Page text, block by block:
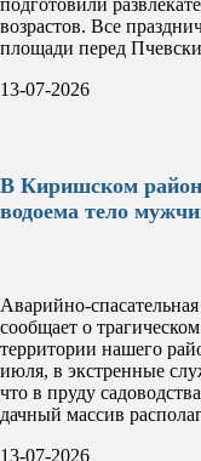
подготовили
возрастов. Все
площади перед
13-07-2026
В Киришском
водоема тело
Аварийно-
сообщает о
территории нашего
июля, в экстренные
что в пруду
дачный массив
13-07-2026